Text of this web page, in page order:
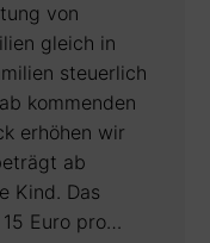
von
gleich in
steuerlich
kommenden
erhöhen wir
ab
Kind. Das
Euro pro…